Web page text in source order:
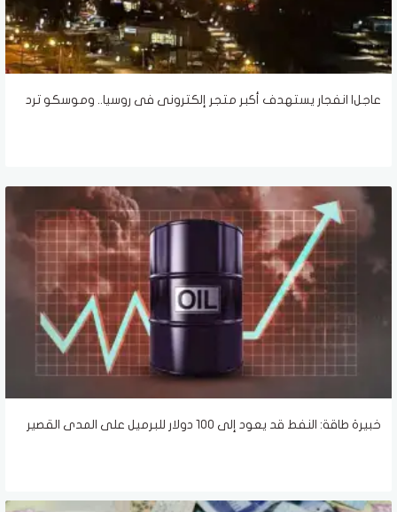
عاجل| انفجار يستهدف أكبر متجر إلكترونى فى روسيا.. وموسكو ترد
خبيرة طاقة: النفط قد يعود إلى 100 دولار للبرميل على المدى القصير